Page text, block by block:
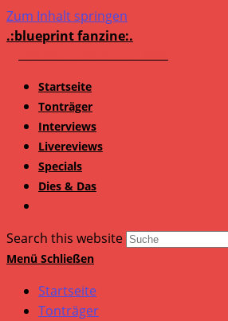
Zum Inhalt springen
.:blueprint fanzine:.
Startseite
Tonträger
Interviews
Livereviews
Specials
Dies & Das
Search this website
Menü Schließen
Startseite
Tonträger